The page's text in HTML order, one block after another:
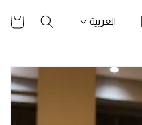
العربية
التسوق